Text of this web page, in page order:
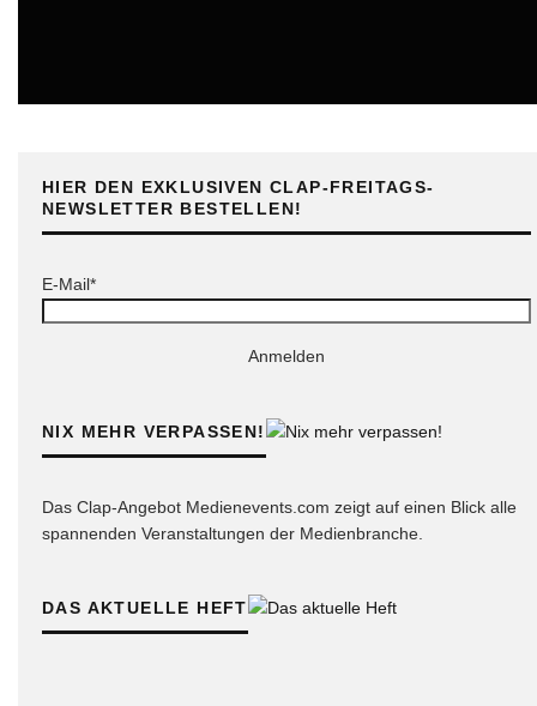
HIER DEN EXKLUSIVEN CLAP-FREITAGS-
NEWSLETTER BESTELLEN!
E-Mail*
Anmelden
NIX MEHR VERPASSEN!
Das Clap-Angebot Medienevents.com zeigt auf einen Blick alle
spannenden Veranstaltungen der Medienbranche.
DAS AKTUELLE HEFT